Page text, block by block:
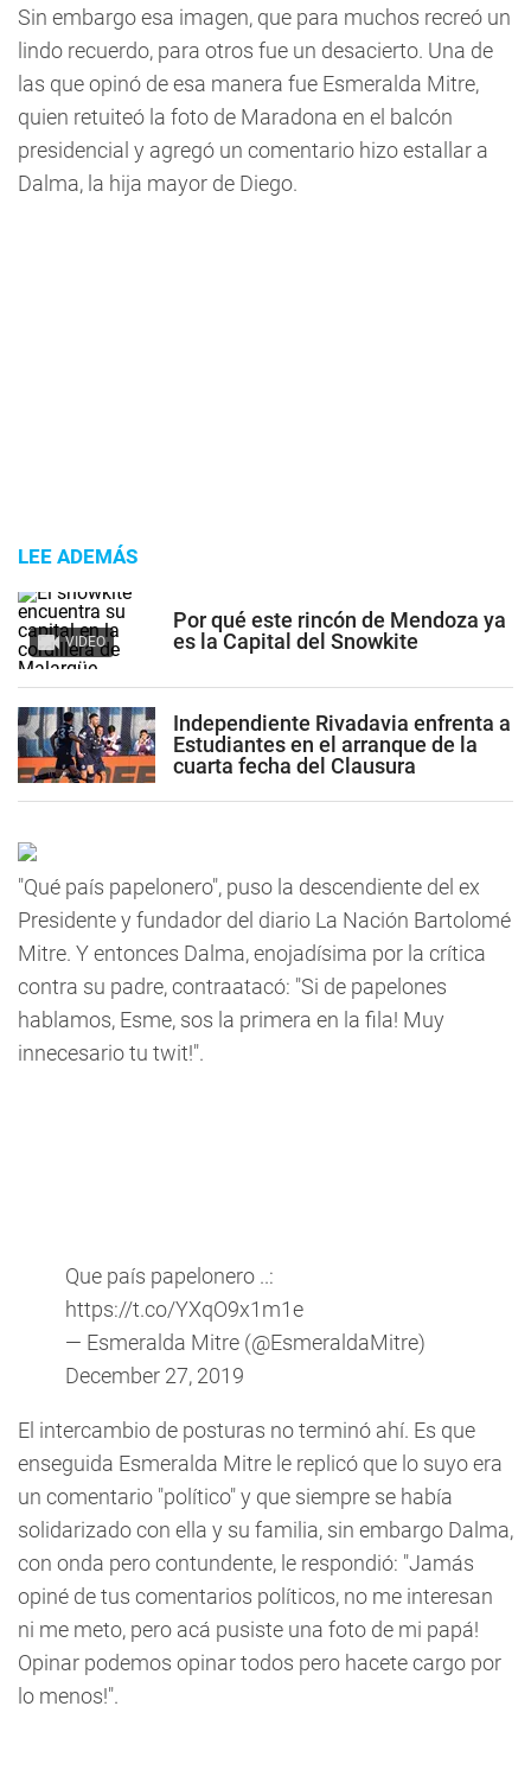
Sin embargo esa imagen, que para muchos recreó un
lindo recuerdo, para otros fue un desacierto. Una de
las que opinó de esa manera fue Esmeralda Mitre,
quien retuiteó la foto de Maradona en el balcón
presidencial y agregó un comentario hizo estallar a
Dalma, la hija mayor de Diego.
LEE ADEMÁS
VIDEO
Por qué este rincón de Mendoza ya
es la Capital del Snowkite
Independiente Rivadavia enfrenta a
Estudiantes en el arranque de la
cuarta fecha del Clausura
"Qué país papelonero", puso la descendiente del ex
Presidente y fundador del diario La Nación Bartolomé
Mitre. Y entonces Dalma, enojadísima por la crítica
contra su padre, contraatacó: "Si de papelones
hablamos, Esme, sos la primera en la fila! Muy
innecesario tu twit!".
Que país papelonero ..:
https://t.co/YXqO9x1m1e
— Esmeralda Mitre (@EsmeraldaMitre)
December 27, 2019
El intercambio de posturas no terminó ahí. Es que
enseguida Esmeralda Mitre le replicó que lo suyo era
un comentario "político" y que siempre se había
solidarizado con ella y su familia, sin embargo Dalma,
con onda pero contundente, le respondió: "Jamás
opiné de tus comentarios políticos, no me interesan
ni me meto, pero acá pusiste una foto de mi papá!
Opinar podemos opinar todos pero hacete cargo por
lo menos!".